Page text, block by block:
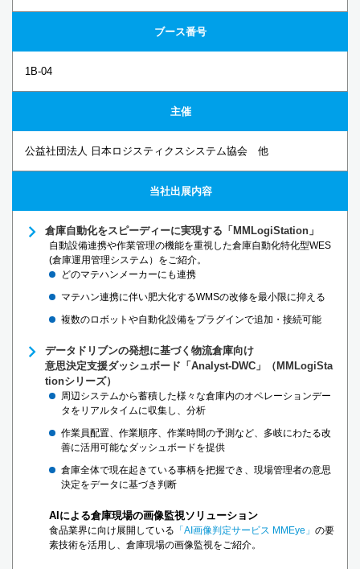
ブース番号
1B-04
主催
公益社団法人 日本ロジスティクスシステム協会 他
当社出展内容
倉庫自動化をスピーディーに実現する「MMLogiStation」
自動設備連携や作業管理の機能を重視した倉庫自動化特化型WES
(倉庫運用管理システム）をご紹介。
どのマテハンメーカーにも連携
マテハン連携に伴い肥大化するWMSの改修を最小限に抑える
複数のロボットや自動化設備をプラグインで追加・接続可能
データドリブンの発想に基づく物流倉庫向け
意思決定支援ダッシュボード「Analyst-DWC」（MMLogiSta
tionシリーズ）
周辺システムから蓄積した様々な倉庫内のオペレーションデー
タをリアルタイムに収集し、分析
作業員配置、作業順序、作業時間の予測など、多岐にわたる改
善に活用可能なダッシュボードを提供
倉庫全体で現在起きている事柄を把握でき、現場管理者の意思
決定をデータに基づき判断
AIによる倉庫現場の画像監視ソリューション
食品業界に向け展開している 「AI画像判定サービス MMEye」 の要
素技術を活用し、倉庫現場の画像監視をご紹介。